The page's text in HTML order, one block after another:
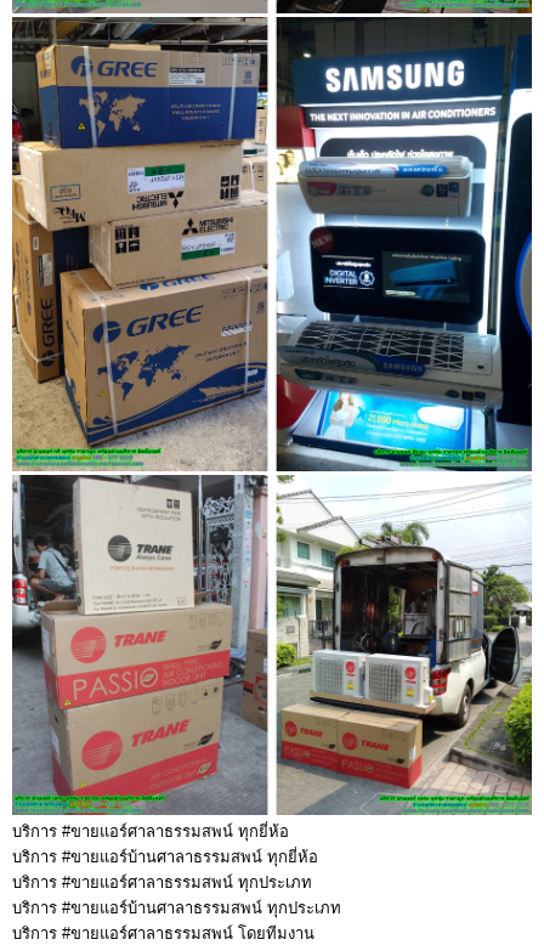
บริการ #ขายแอร์ศาลาธรรมสพน์ ทุกยี่ห้อ
บริการ #ขายแอร์บ้านศาลาธรรมสพน์ ทุกยี่ห้อ
บริการ #ขายแอร์ศาลาธรรมสพน์ ทุกประเภท
บริการ #ขายแอร์บ้านศาลาธรรมสพน์ ทุกประเภท
บริการ #ขายแอร์ศาลาธรรมสพน์ โดยทีมงาน